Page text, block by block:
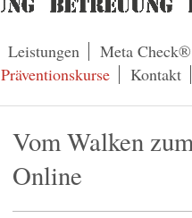
Leistungen Meta Check®
Präventionskurse Kontakt
Vom Walken
Online